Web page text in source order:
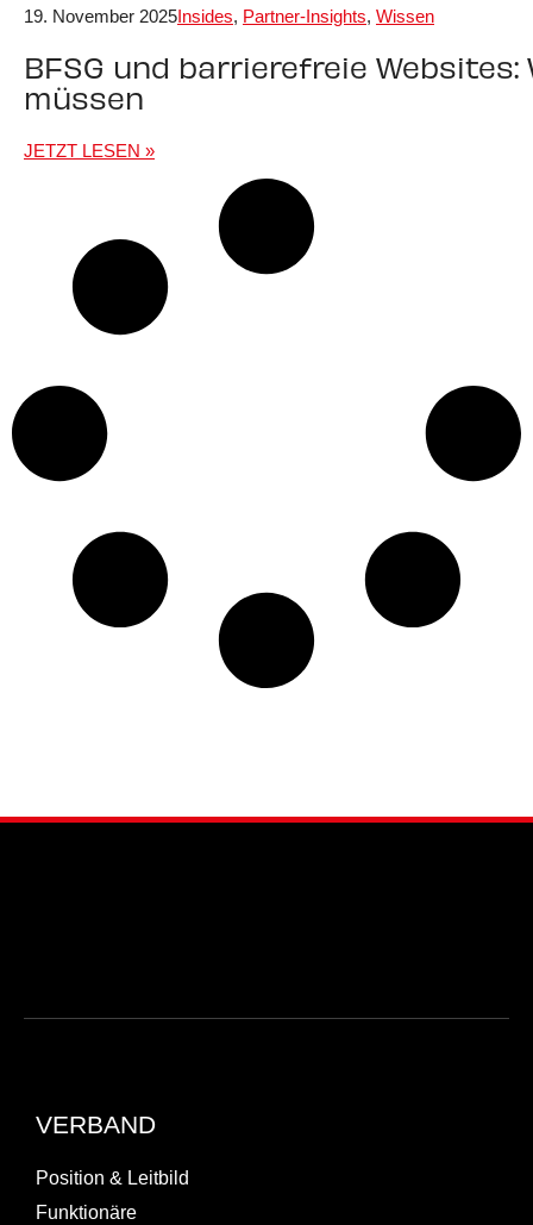
19. November 2025Insides, Partner-Insights, Wissen
BFSG und barrierefreie
müssen
JETZT LESEN »
VERBAND
Position & Leitbild
Funktionäre